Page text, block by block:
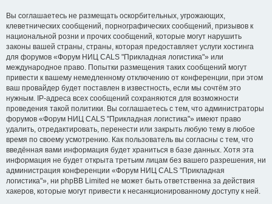
Вы соглашаетесь не размещать оскорбительных, угрожающих,
клеветнических сообщений, порнографических сообщений, призывов к
национальной розни и прочих сообщений, которые могут нарушить
законы вашей страны, страны, которая предоставляет услуги хостинга
для форумов «Форум НИЦ CALS "Прикладная логистика"» или
международное право. Попытки размещения таких сообщений могут
привести к вашему немедленному отключению от конференции, при этом
ваш провайдер будет поставлен в известность, если мы сочтём это
нужным. IP-адреса всех сообщений сохраняются для возможности
проведения такой политики. Вы соглашаетесь с тем, что администраторы
форумов «Форум НИЦ CALS "Прикладная логистика"» имеют право
удалить, отредактировать, перенести или закрыть любую тему в любое
время по своему усмотрению. Как пользователь вы согласны с тем, что
введённая вами информация будет храниться в базе данных. Хотя эта
информация не будет открыта третьим лицам без вашего разрешения, ни
администрация конференции «Форум НИЦ CALS "Прикладная
логистика"», ни phpBB Limited не может быть ответственна за действия
хакеров, которые могут привести к несанкционированному доступу к ней.